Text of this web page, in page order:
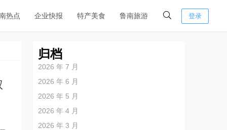
热点 企业快报 特产美食 鲁南旅游 登录
归档
2026 年 7 月
2026 年 6 月
2026 年 5 月
2026 年 4 月
2026 年 3 月